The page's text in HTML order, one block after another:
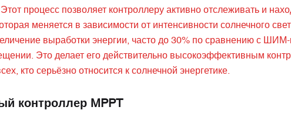
процесс позволяет контроллеру активно отслеживать и
меняется в зависимости от интенсивности солнечного
выработки энергии, часто до 30% по сравнению с
Это делает его действительно высокоэффективным
кто серьёзно относится к солнечной энергетике.
контроллер MPPT